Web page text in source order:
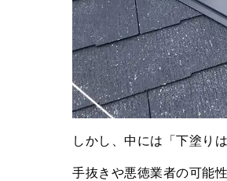
しかし、中には「下塗り
手抜きや悪徳業者の可能性